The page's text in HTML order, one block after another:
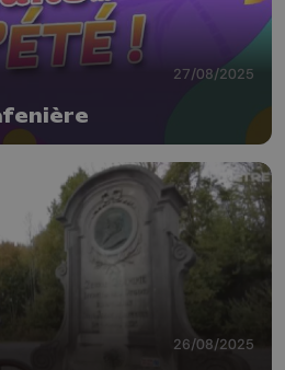
27/08/2025
26/08/2025